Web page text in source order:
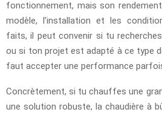
fonctionnement, mais son
modèle, l’installation et les
faits, il peut convenir si tu
ou si ton projet est adapté à ce type
faut accepter une performance
Concrètement, si tu chauffes une
une solution robuste, la chaudière à